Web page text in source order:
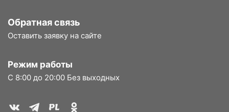
Обратная связь
Оставить заявку на сайте
Режим работы
С 8:00 до 20:00 Без выходных